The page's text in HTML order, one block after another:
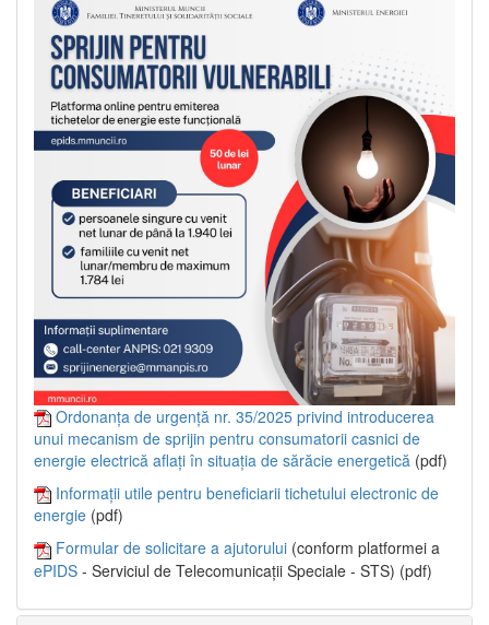
Ordonanța de urgență nr. 35/2025 privind introducerea
unui mecanism de sprijin pentru consumatorii casnici de
energie electrică aflați în situația de sărăcie energetică (pdf)
Informații utile pentru beneficiarii tichetului electronic de
energie (pdf)
Formular de solicitare a ajutorului (conform platformei a
ePIDS - Serviciul de Telecomunicații Speciale - STS) (pdf)